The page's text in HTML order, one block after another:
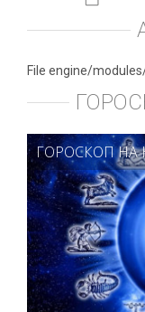
File engine/
ГОРОСКОП НА